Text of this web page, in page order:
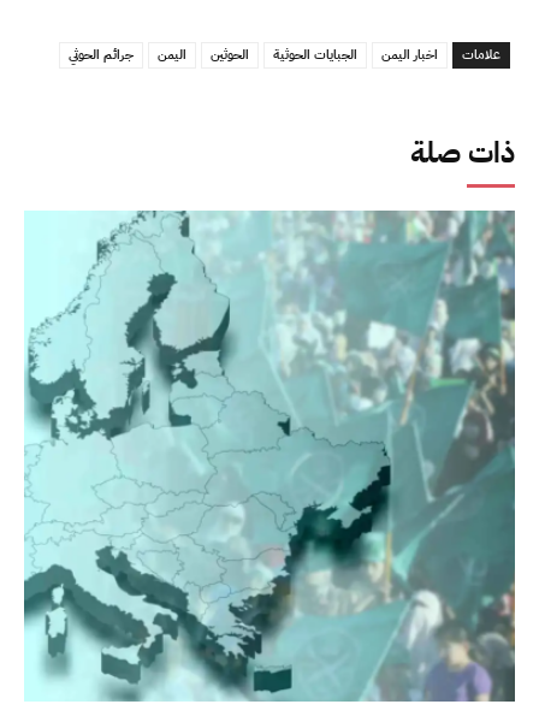
ذات صلة
علامات اخبار اليمن الجبايات الحوثية الحوثين اليمن جرائم الحوثي